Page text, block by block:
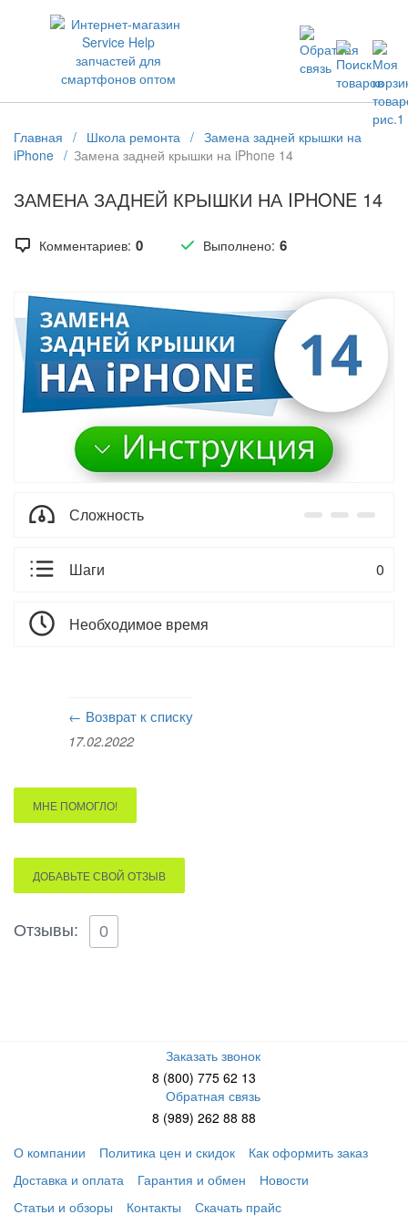
ЗАПЧАСТИ ДЛЯ ТЕЛЕФОНОВ ОПТОМ
Главная / Школа ремонта / Замена задней крышки на
iPhone / Замена задней крышки на iPhone 14
ЗАМЕНА ЗАДНЕЙ КРЫШКИ НА IPHONE 14
Комментариев: 0 Выполнено: 6
Сложность
Шаги 0
Необходимое время
← Возврат к списку
17.02.2022
МНЕ ПОМОГЛО!
ДОБАВЬТЕ СВОЙ ОТЗЫВ
Отзывы: 0
Заказать звонок
8 (800) 775 62 13
Обратная связь
8 (989) 262 88 88
О компании
Политика цен и скидок
Как оформить заказ
Доставка и оплата
Гарантия и обмен
Новости
Статьи и обзоры
Контакты Скачать прайс